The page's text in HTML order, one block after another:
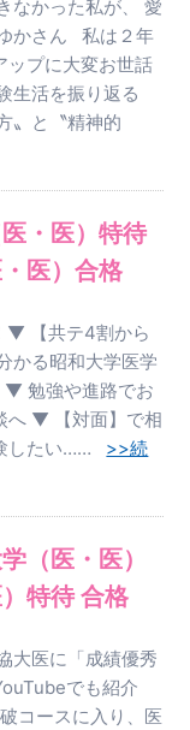
なかった私が、 愛
かさん 私は２年
ップに大変お世話
生活を振り返る
〟と〝精神的
・医）特待
医）合格
▼ 【共テ4割から
かる昭和大学医学
勉強や進路でお
へ ▼ 【対面】で相
したい…… >>続
（医・医）
特待 合格
大医に「成績優秀
でも紹介
コースに入り、医